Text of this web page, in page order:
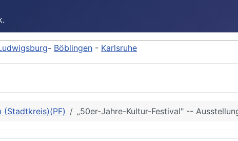
- Böblingen - Karlsruhe
(Stadtkreis)(PF) „50er-Jahre-Kultur-Festival" --